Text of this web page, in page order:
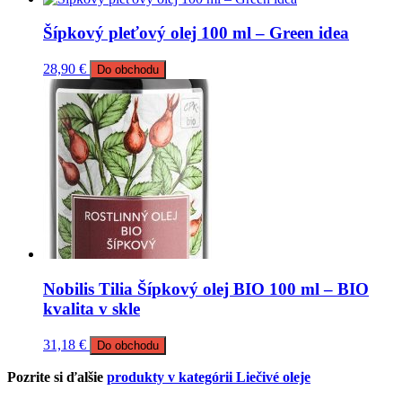
Šípkový pleťový olej 100 ml – Green idea
28,90 € Do obchodu
Nobilis Tilia Šípkový olej BIO 100 ml – BIO
kvalita v skle
31,18 € Do obchodu
Pozrite si ďalšie produkty v kategórii Liečivé oleje